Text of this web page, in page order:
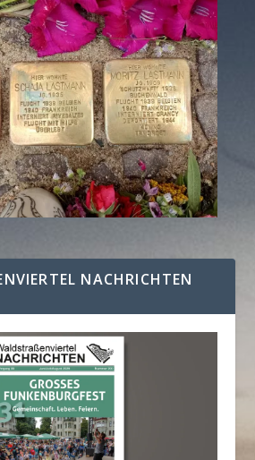
NACHRICHTEN A